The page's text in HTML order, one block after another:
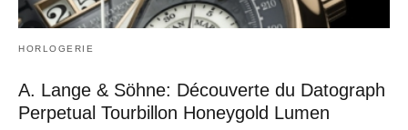
HORLOGERIE
A. Lange & Söhne: Découverte du Datograph
Perpetual Tourbillon Honeygold Lumen